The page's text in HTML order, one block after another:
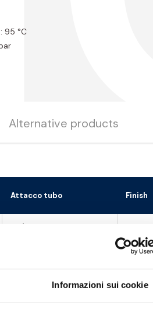
Informazioni sui cookie
: 95 °C
Alternative products
Attacco tubo Finish
G 1/2 EK
Nickel
Nickel
G 1/2 EK Nickel